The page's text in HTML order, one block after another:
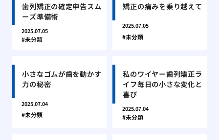
歯列矯正の確定申告スム
ーズ準備術
2025.07.05
未分類
矯正の痛みを乗り越えて
2025.07.05
未分類
小さなゴムが歯を動かす
力の秘密
2025.07.04
未分類
私のワイヤー歯列矯正ラ
イフ毎日の小さな変化と
喜び
2025.07.04
未分類